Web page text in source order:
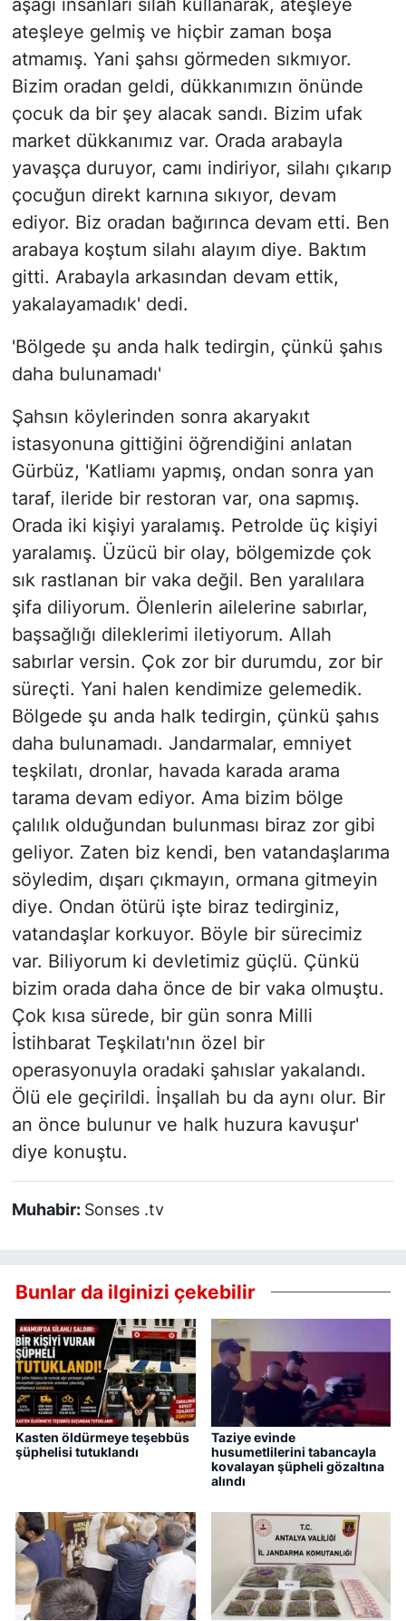
aşağı insanları silah kullanarak, ateşleye
ateşleye gelmiş ve hiçbir zaman boşa
atmamış. Yani şahsı görmeden sıkmıyor.
Bizim oradan geldi, dükkanımızın önünde
çocuk da bir şey alacak sandı. Bizim ufak
market dükkanımız var. Orada arabayla
yavaşça duruyor, camı indiriyor, silahı çıkarıp
çocuğun direkt karnına sıkıyor, devam
ediyor. Biz oradan bağırınca devam etti. Ben
arabaya koştum silahı alayım diye. Baktım
gitti. Arabayla arkasından devam ettik,
yakalayamadık' dedi.
'Bölgede şu anda halk tedirgin, çünkü şahıs
daha bulunamadı'
Şahsın köylerinden sonra akaryakıt
istasyonuna gittiğini öğrendiğini anlatan
Gürbüz, 'Katliamı yapmış, ondan sonra yan
taraf, ileride bir restoran var, ona sapmış.
Orada iki kişiyi yaralamış. Petrolde üç kişiyi
yaralamış. Üzücü bir olay, bölgemizde çok
sık rastlanan bir vaka değil. Ben yaralılara
şifa diliyorum. Ölenlerin ailelerine sabırlar,
başsağlığı dileklerimi iletiyorum. Allah
sabırlar versin. Çok zor bir durumdu, zor bir
süreçti. Yani halen kendimize gelemedik.
Bölgede şu anda halk tedirgin, çünkü şahıs
daha bulunamadı. Jandarmalar, emniyet
teşkilatı, dronlar, havada karada arama
tarama devam ediyor. Ama bizim bölge
çalılık olduğundan bulunması biraz zor gibi
geliyor. Zaten biz kendi, ben vatandaşlarıma
söyledim, dışarı çıkmayın, ormana gitmeyin
diye. Ondan ötürü işte biraz tedirginiz,
vatandaşlar korkuyor. Böyle bir sürecimiz
var. Biliyorum ki devletimiz güçlü. Çünkü
bizim orada daha önce de bir vaka olmuştu.
Çok kısa sürede, bir gün sonra Milli
İstihbarat Teşkilatı'nın özel bir
operasyonuyla oradaki şahıslar yakalandı.
Ölü ele geçirildi. İnşallah bu da aynı olur. Bir
an önce bulunur ve halk huzura kavuşur'
diye konuştu.
Muhabir: Sonses .tv
Bunlar da ilginizi çekebilir
Kasten öldürmeye teşebbüs
şüphelisi tutuklandı
Taziye evinde
husumetlilerini tabancayla
kovalayan şüpheli gözaltına
alındı